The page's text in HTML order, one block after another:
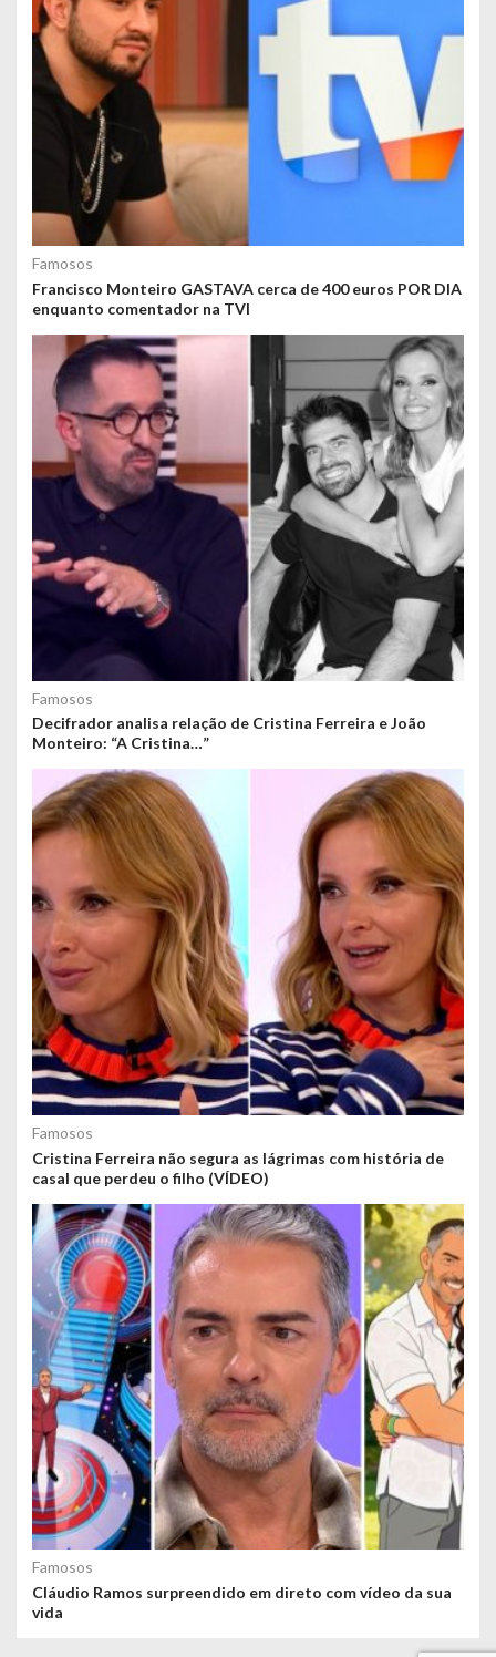
Famosos
Francisco Monteiro GASTAVA cerca de 400 euros POR DIA
enquanto comentador na TVI
Famosos
Decifrador analisa relação de Cristina Ferreira e João
Monteiro: “A Cristina…”
Famosos
Cristina Ferreira não segura as lágrimas com história de
casal que perdeu o filho (VÍDEO)
Famosos
Cláudio Ramos surpreendido em direto com vídeo da sua
vida